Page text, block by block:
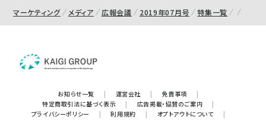
マーケティング メディア 広報会議 2019年07月号 特集一覧
お知らせ一覧 | 運営会社 | 免責事項
|
特定商取引法に基づく表示
| 広告掲載・協賛のご案内
|
プライバシーポリシー
| 利用規約 | オプトアウトについて
|